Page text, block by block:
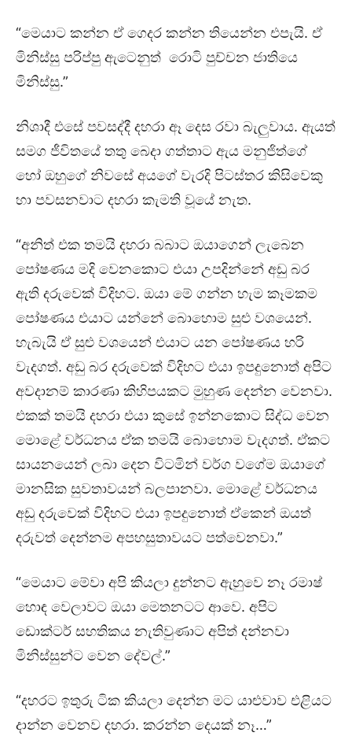
“මෙයාට කන්න ඒ ගෙදර කන්න තියෙන්න එපැයි. ඒ
මිනිස්සු පරිප්පු ඇටෙනුත් රොටි පුච්චන ජාතියෙ
මිනිස්සු.”
නිශාදී එසේ පවසද්දී දහරා ඈ දෙස රවා බැලුවාය. ඇයත්
සමග ජීවිතයේ තතු බෙදා ගත්තාට ඇය මනුජිත්ගේ
හෝ ඔහුගේ නිවසේ අයගේ වැරදි පිටස්තර කිසිවෙකු
හා පවසනවාට දහරා කැමති වූයේ නැත.
“අනිත් එක තමයි දහරා බබාට ඔයාගෙන් ලැබෙන
පෝෂණය මදි වෙනකොට එයා උපදින්නේ අඩු බර
ඇති දරුවෙක් විදිහට. ඔයා මේ ගන්න හැම කෑමකම
පෝෂණය එයාට යන්නේ බොහොම සුළු වශයෙන්.
හැබැයි ඒ සුළු වශයෙන් එයාට යන පෝෂණය හරි
වැදගත්. අඩු බර දරුවෙක් විදිහට එයා ඉපදුනොත් අපිට
අවදානම් කාරණා කිහිපයකට මුහුණ දෙන්න වෙනවා.
එකක් තමයි දහරා එයා කුසේ ඉන්නකොට සිද්ධ වෙන
මොළේ වර්ධනය ඒක තමයි බොහොම වැදගත්. ඒකට
සායනයෙන් ලබා දෙන විටමින් වර්ග වගේම ඔයාගේ
මානසික සුවතාවයන් බලපානවා. මොළේ වර්ධනය
අඩු දරුවෙක් විදිහට එයා ඉපදුනොත් ඒකෙන් ඔයත්
දරුවත් දෙන්නම අපහසුතාවයට පත්වෙනවා.”
“මෙයාට මේවා අපි කියලා දුන්නට ඇහුවෙ නෑ රමාෂ්
හොඳ වෙලාවට ඔයා මෙතනටට ආවෙ. අපිට
ඩොක්ටර් සහතිකය නැතිවුණාට අපිත් දන්නවා
මිනිස්සුන්ට වෙන දේවල්.”
“දහරට ඉතුරු ටික කියලා දෙන්න මට යාළුවාව එළියට
දාන්න වෙනව දහරා. කරන්න දෙයක් නෑ…”